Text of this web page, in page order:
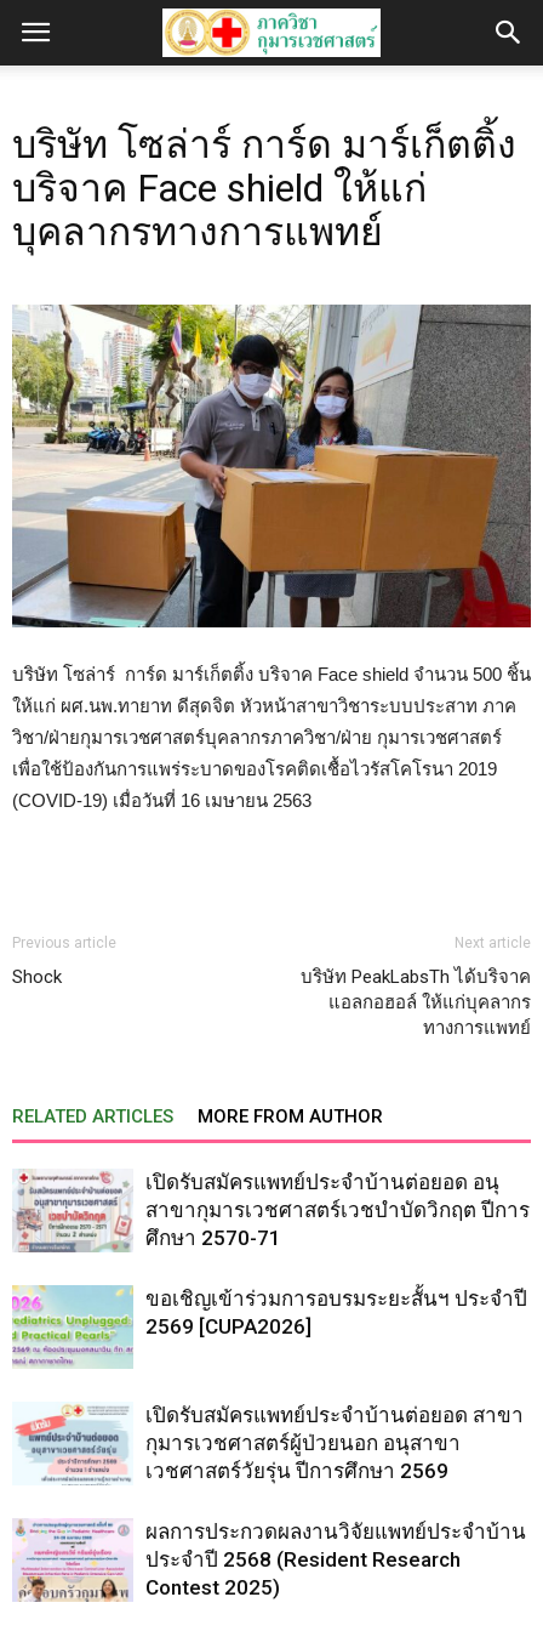
บริษัท โซล่าร์ การ์ด มาร์เก็ตติ้ง
บริจาค Face shield ให้แก่
บุคลากรทางการแพทย์
บริษัท โซล่าร์ การ์ด มาร์เก็ตติ้ง บริจาค Face shield จำนวน 500 ชิ้น
ให้แก่ ผศ.นพ.ทายาท ดีสุดจิต หัวหน้าสาขาวิชาระบบประสาท ภาค
วิชา/ฝ่ายกุมารเวชศาสตร์บุคลากรภาควิชา/ฝ่าย กุมารเวชศาสตร์
เพื่อใช้ป้องกันการแพร่ระบาดของโรคติดเชื้อไวรัสโคโรนา 2019
(COVID-19) เมื่อวันที่ 16 เมษายน 2563
Previous article
Shock
Next article
บริษัท PeakLabsTh ได้บริจาค
แอลกอฮอล์ ให้แก่บุคลากร
ทางการแพทย์
RELATED ARTICLES MORE FROM AUTHOR
เปิดรับสมัครแพทย์ประจำบ้านต่อยอด อนุ
สาขากุมารเวชศาสตร์เวชบำบัดวิกฤต ปีการ
ศึกษา 2570-71
ขอเชิญเข้าร่วมการอบรมระยะสั้นฯ ประจำปี
2569 [CUPA2026]
เปิดรับสมัครแพทย์ประจำบ้านต่อยอด สาขา
กุมารเวชศาสตร์ผู้ป่วยนอก อนุสาขา
เวชศาสตร์วัยรุ่น ปีการศึกษา 2569
ผลการประกวดผลงานวิจัยแพทย์ประจำบ้าน
ประจำปี 2568 (Resident Research
Contest 2025)